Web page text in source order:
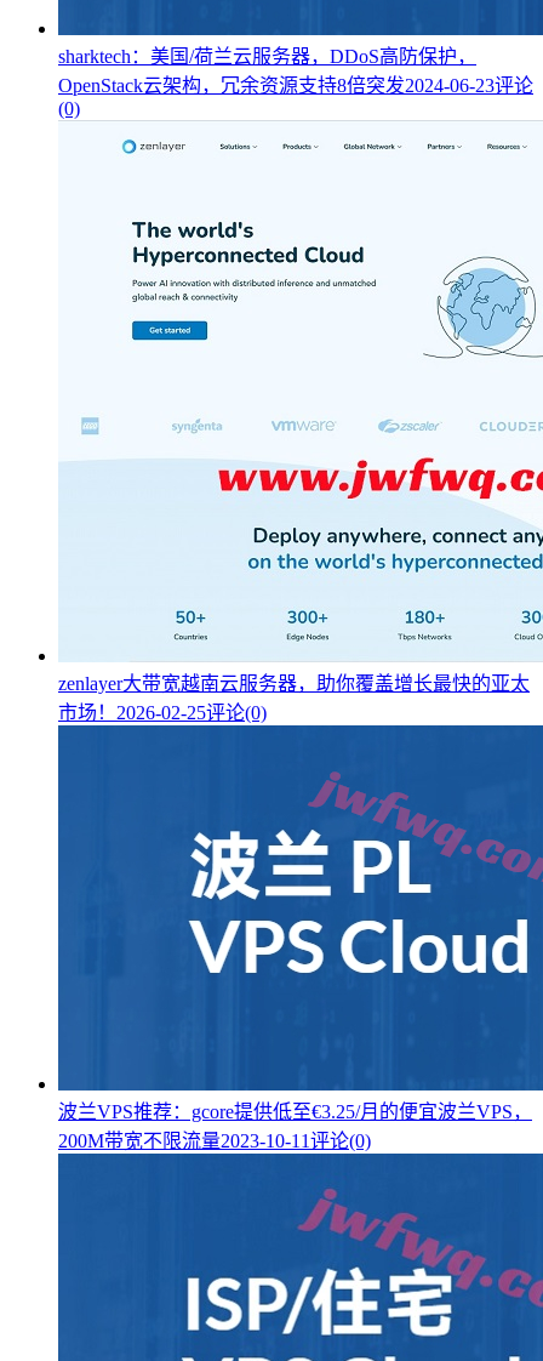
sharktech：美国/荷兰云服务器，DDoS高防保护，
OpenStack云架构，冗余资源支持8倍突发2024-06-23评论
(0)
zenlayer大带宽越南云服务器，助你覆盖增长最快的亚太
市场！ 2026-02-25评论(0)
波兰VPS推荐：gcore提供低至€3.25/月的便宜波兰VPS，
200M带宽不限流量2023-10-11评论(0)